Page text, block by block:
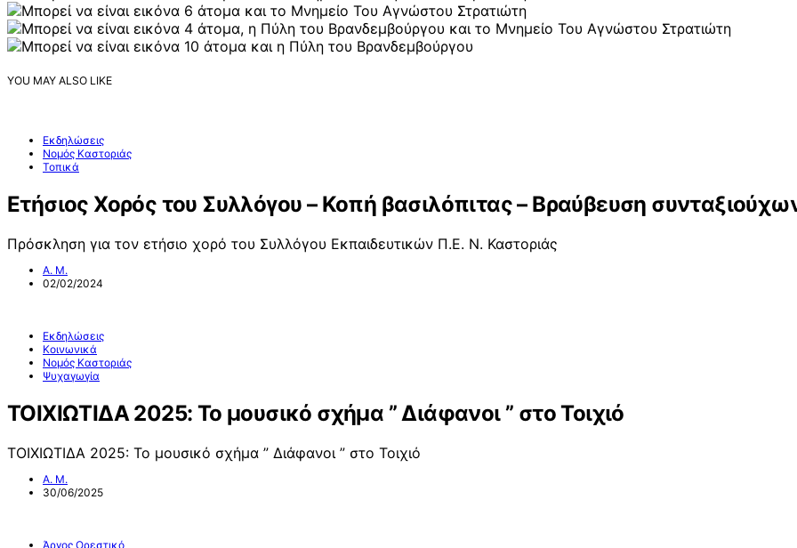
YOU MAY ALSO LIKE
Εκδηλώσεις
Νομός Καστοριάς
Τοπικά
Ετήσιος Χορός του Συλλόγου – Κοπή βασιλόπιτας – Βραύβευση
Πρόσκληση για τον ετήσιο χορό του Συλλόγου Εκπαιδευτικών Π.Ε. Ν. Καστοριάς
Α. Μ.
02/02/2024
Εκδηλώσεις
Κοινωνικά
Νομός Καστοριάς
Ψυχαγωγία
ΤΟΙΧΙΩΤΙΔΑ 2025: Το μουσικό σχήμα ” Διάφανοι ” στο Τοιχιό
ΤΟΙΧΙΩΤΙΔΑ 2025: Το μουσικό σχήμα ” Διάφανοι ” στο Τοιχιό
Α. Μ.
30/06/2025
Άργος Ορεστικό